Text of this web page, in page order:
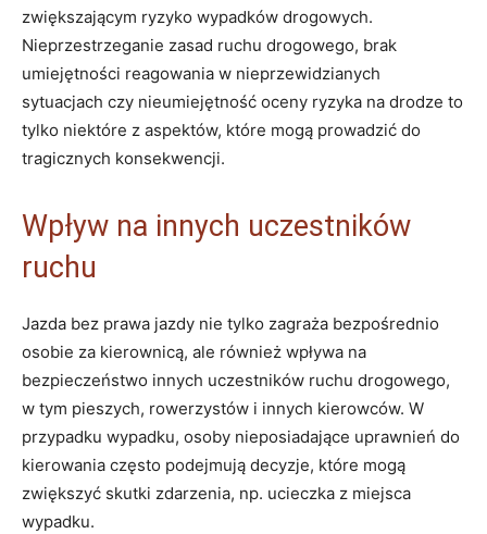
zwiększającym ryzyko wypadków drogowych.
Nieprzestrzeganie zasad ruchu drogowego, brak
umiejętności reagowania w nieprzewidzianych
sytuacjach czy nieumiejętność oceny ryzyka na drodze to
tylko niektóre z aspektów, które mogą prowadzić do
tragicznych konsekwencji.
Wpływ na innych uczestników
ruchu
Jazda bez prawa jazdy nie tylko zagraża bezpośrednio
osobie za kierownicą, ale również wpływa na
bezpieczeństwo innych uczestników ruchu drogowego,
w tym pieszych, rowerzystów i innych kierowców. W
przypadku wypadku, osoby nieposiadające uprawnień do
kierowania często podejmują decyzje, które mogą
zwiększyć skutki zdarzenia, np. ucieczka z miejsca
wypadku.